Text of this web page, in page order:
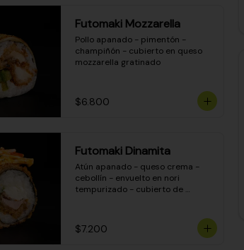
Futomaki Mozzarella
Pollo apanado - pimentón -
champiñón - cubierto en queso
mozzarella gratinado
$6.800
Futomaki Dinamita
Atún apanado - queso crema -
cebollín - envuelto en nori
tempurizado - cubierto de
$7.200